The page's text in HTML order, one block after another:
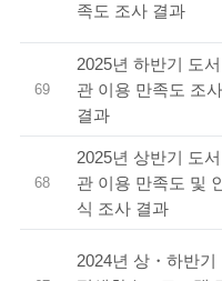
족도 조사 결과
69
2025년 하반기 도서
관 이용 만족도 조사
결과
68
2025년 상반기 도서
관 이용 만족도 및
식 조사 결과
2024년 상・하반기